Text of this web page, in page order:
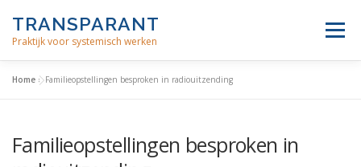
content
TRANSPARANT
Praktijk voor systemisch werken
Menu
BEDRIJFSCOACHING MEDITATIE OVER ONS
Home »Familieopstellingen besproken in radiouitzending
Familieopstellingen besproken in